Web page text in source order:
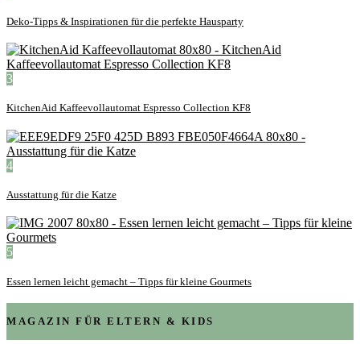
Deko-Tipps & Inspirationen für die perfekte Hausparty
3
KitchenAid Kaffeevollautomat Espresso Collection KF8
4
Ausstattung für die Katze
5
Essen lernen leicht gemacht – Tipps für kleine Gourmets
MAGAZIN FÜR ELTERN & KIDS